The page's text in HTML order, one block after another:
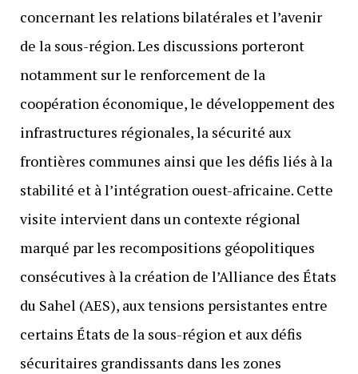
concernant les relations bilatérales et l’avenir
de la sous-région. Les discussions porteront
notamment sur le renforcement de la
coopération économique, le développement des
infrastructures régionales, la sécurité aux
frontières communes ainsi que les défis liés à la
stabilité et à l’intégration ouest-africaine. Cette
visite intervient dans un contexte régional
marqué par les recompositions géopolitiques
consécutives à la création de l’Alliance des États
du Sahel (AES), aux tensions persistantes entre
certains États de la sous-région et aux défis
sécuritaires grandissants dans les zones